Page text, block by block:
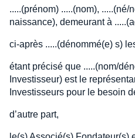
.....(prénom) .....(nom), .....(né/
naissance), demeurant à
ci-après .....(dénommé(e) s)
étant précisé que .....(nom/
Investisseur) est le
Investisseurs pour le besoin
d’autre part,